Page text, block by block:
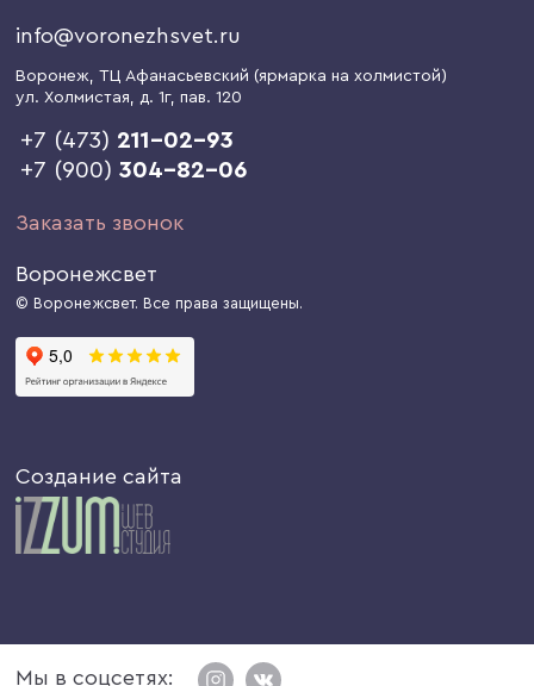
info@voronezhsvet.ru
Воронеж, ТЦ Афанасьевский (ярмарка на холмистой)
ул. Холмистая, д. 1г, пав. 120
+7 (473) 211-02-93
+7 (900)304-82-06
Заказать звонок
Воронежсвет
© Воронежсвет. Все права защищены.
Создание сайта
Мы в соцсетях: